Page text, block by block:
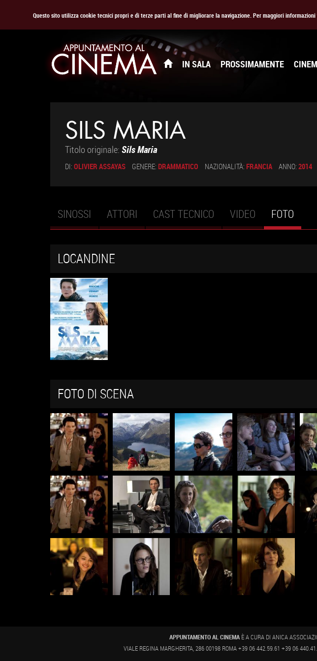
Questo sito utilizza cookie tecnici propri e di terze parti al fine di migliorare la navigazione. Per maggiori informazioni
IN SALA PROSSIMAMENTE
SILS MARIA
Titolo originale: Sils Maria
DI: OLIVIER ASSAYAS GENERE: DRAMMATICO NAZIONALITÀ: FRANCIA ANNO: 2014
Schede primarie
SINOSSI ATTORI CAST TECNICO VIDEO FOTO
LOCANDINE
FOTO DI SCENA
APPUNTAMENTO AL CINEMA È A CURA DI ANICA
VIALE REGINA MARGHERITA, 286 00198 ROMA +39 06 442.59.61 +39 06